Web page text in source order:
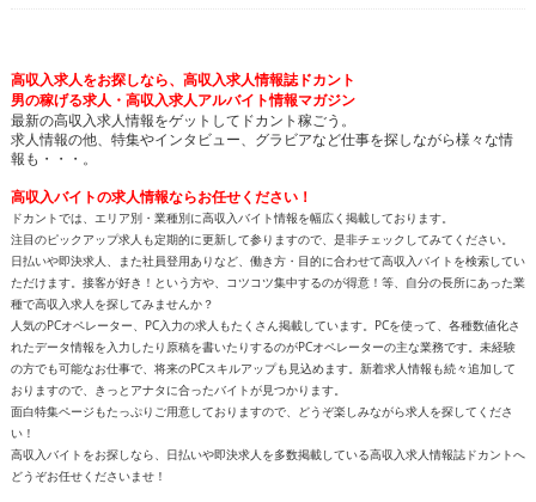
高収入求人をお探しなら、高収入求人情報誌ドカント
男の稼げる求人・高収入求人アルバイト情報マガジン
最新の高収入求人情報をゲットしてドカント稼ごう。
求人情報の他、特集やインタビュー、グラビアなど仕事を探しながら様々な情
報も・・・。
高収入バイトの求人情報ならお任せください！
ドカントでは、エリア別・業種別に高収入バイト情報を幅広く掲載しております。
注目のピックアップ求人も定期的に更新して参りますので、是非チェックしてみてください。
日払いや即決求人、また社員登用ありなど、働き方・目的に合わせて高収入バイトを検索してい
ただけます。接客が好き！という方や、コツコツ集中するのが得意！等、自分の長所にあった業
種で高収入求人を探してみませんか？
人気のPCオペレーター、PC入力の求人もたくさん掲載しています。PCを使って、各種数値化さ
れたデータ情報を入力したり原稿を書いたりするのがPCオペレーターの主な業務です。未経験
の方でも可能なお仕事で、将来のPCスキルアップも見込めます。新着求人情報も続々追加して
おりますので、きっとアナタに合ったバイトが見つかります。
面白特集ページもたっぷりご用意しておりますので、どうぞ楽しみながら求人を探してくださ
い！
高収入バイトをお探しなら、日払いや即決求人を多数掲載している高収入求人情報誌ドカントへ
どうぞお任せくださいませ！